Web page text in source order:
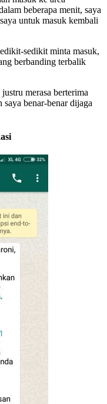
beberapa menit, saya
untuk masuk kembali
sedikit minta masuk,
berbanding terbalik
merasa berterima
saya benar-benar dijaga